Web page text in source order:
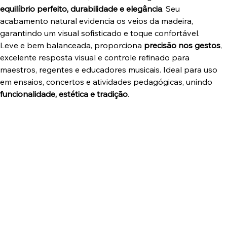
equilíbrio perfeito, durabilidade e elegância. Seu
acabamento natural evidencia os veios da madeira,
garantindo um visual sofisticado e toque confortável.
Leve e bem balanceada, proporciona precisão nos gestos,
excelente resposta visual e controle refinado para
maestros, regentes e educadores musicais. Ideal para uso
em ensaios, concertos e atividades pedagógicas, unindo
funcionalidade, estética e tradição.